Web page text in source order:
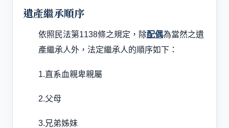
遺產繼承順序
依照民法第1138條之規定，除配偶為當然之遺
產繼承人外，法定繼承人的順序如下：
1.直系血親卑親屬
2.父母
3.兄弟姊妹